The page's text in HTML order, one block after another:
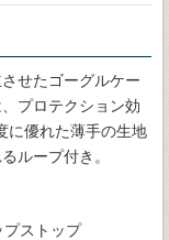
せたゴーグルケー
プロテクション効
に優れた薄手の生地
ループ付き。
プストップ